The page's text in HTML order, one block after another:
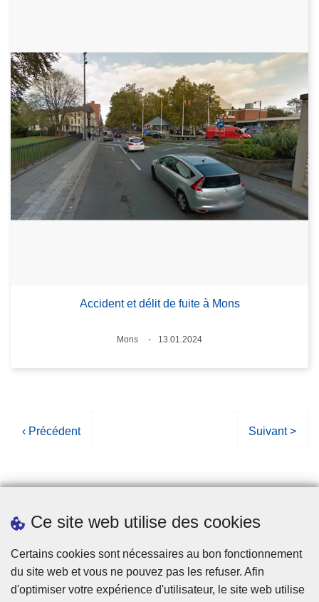
Ce site web utilise des cookies
Certains cookies sont nécessaires au bon fonctionnement
du site web et vous ne pouvez pas les refuser. Afin
d'optimiser votre expérience d'utilisateur, le site web utilise
Accident et délit de fuite à Mons
Lieux
Mons
13.01.2024
P
e
r
c
é
d
‹ Précédent
P
e
u
v
a
n
Suivant >
Statistiques